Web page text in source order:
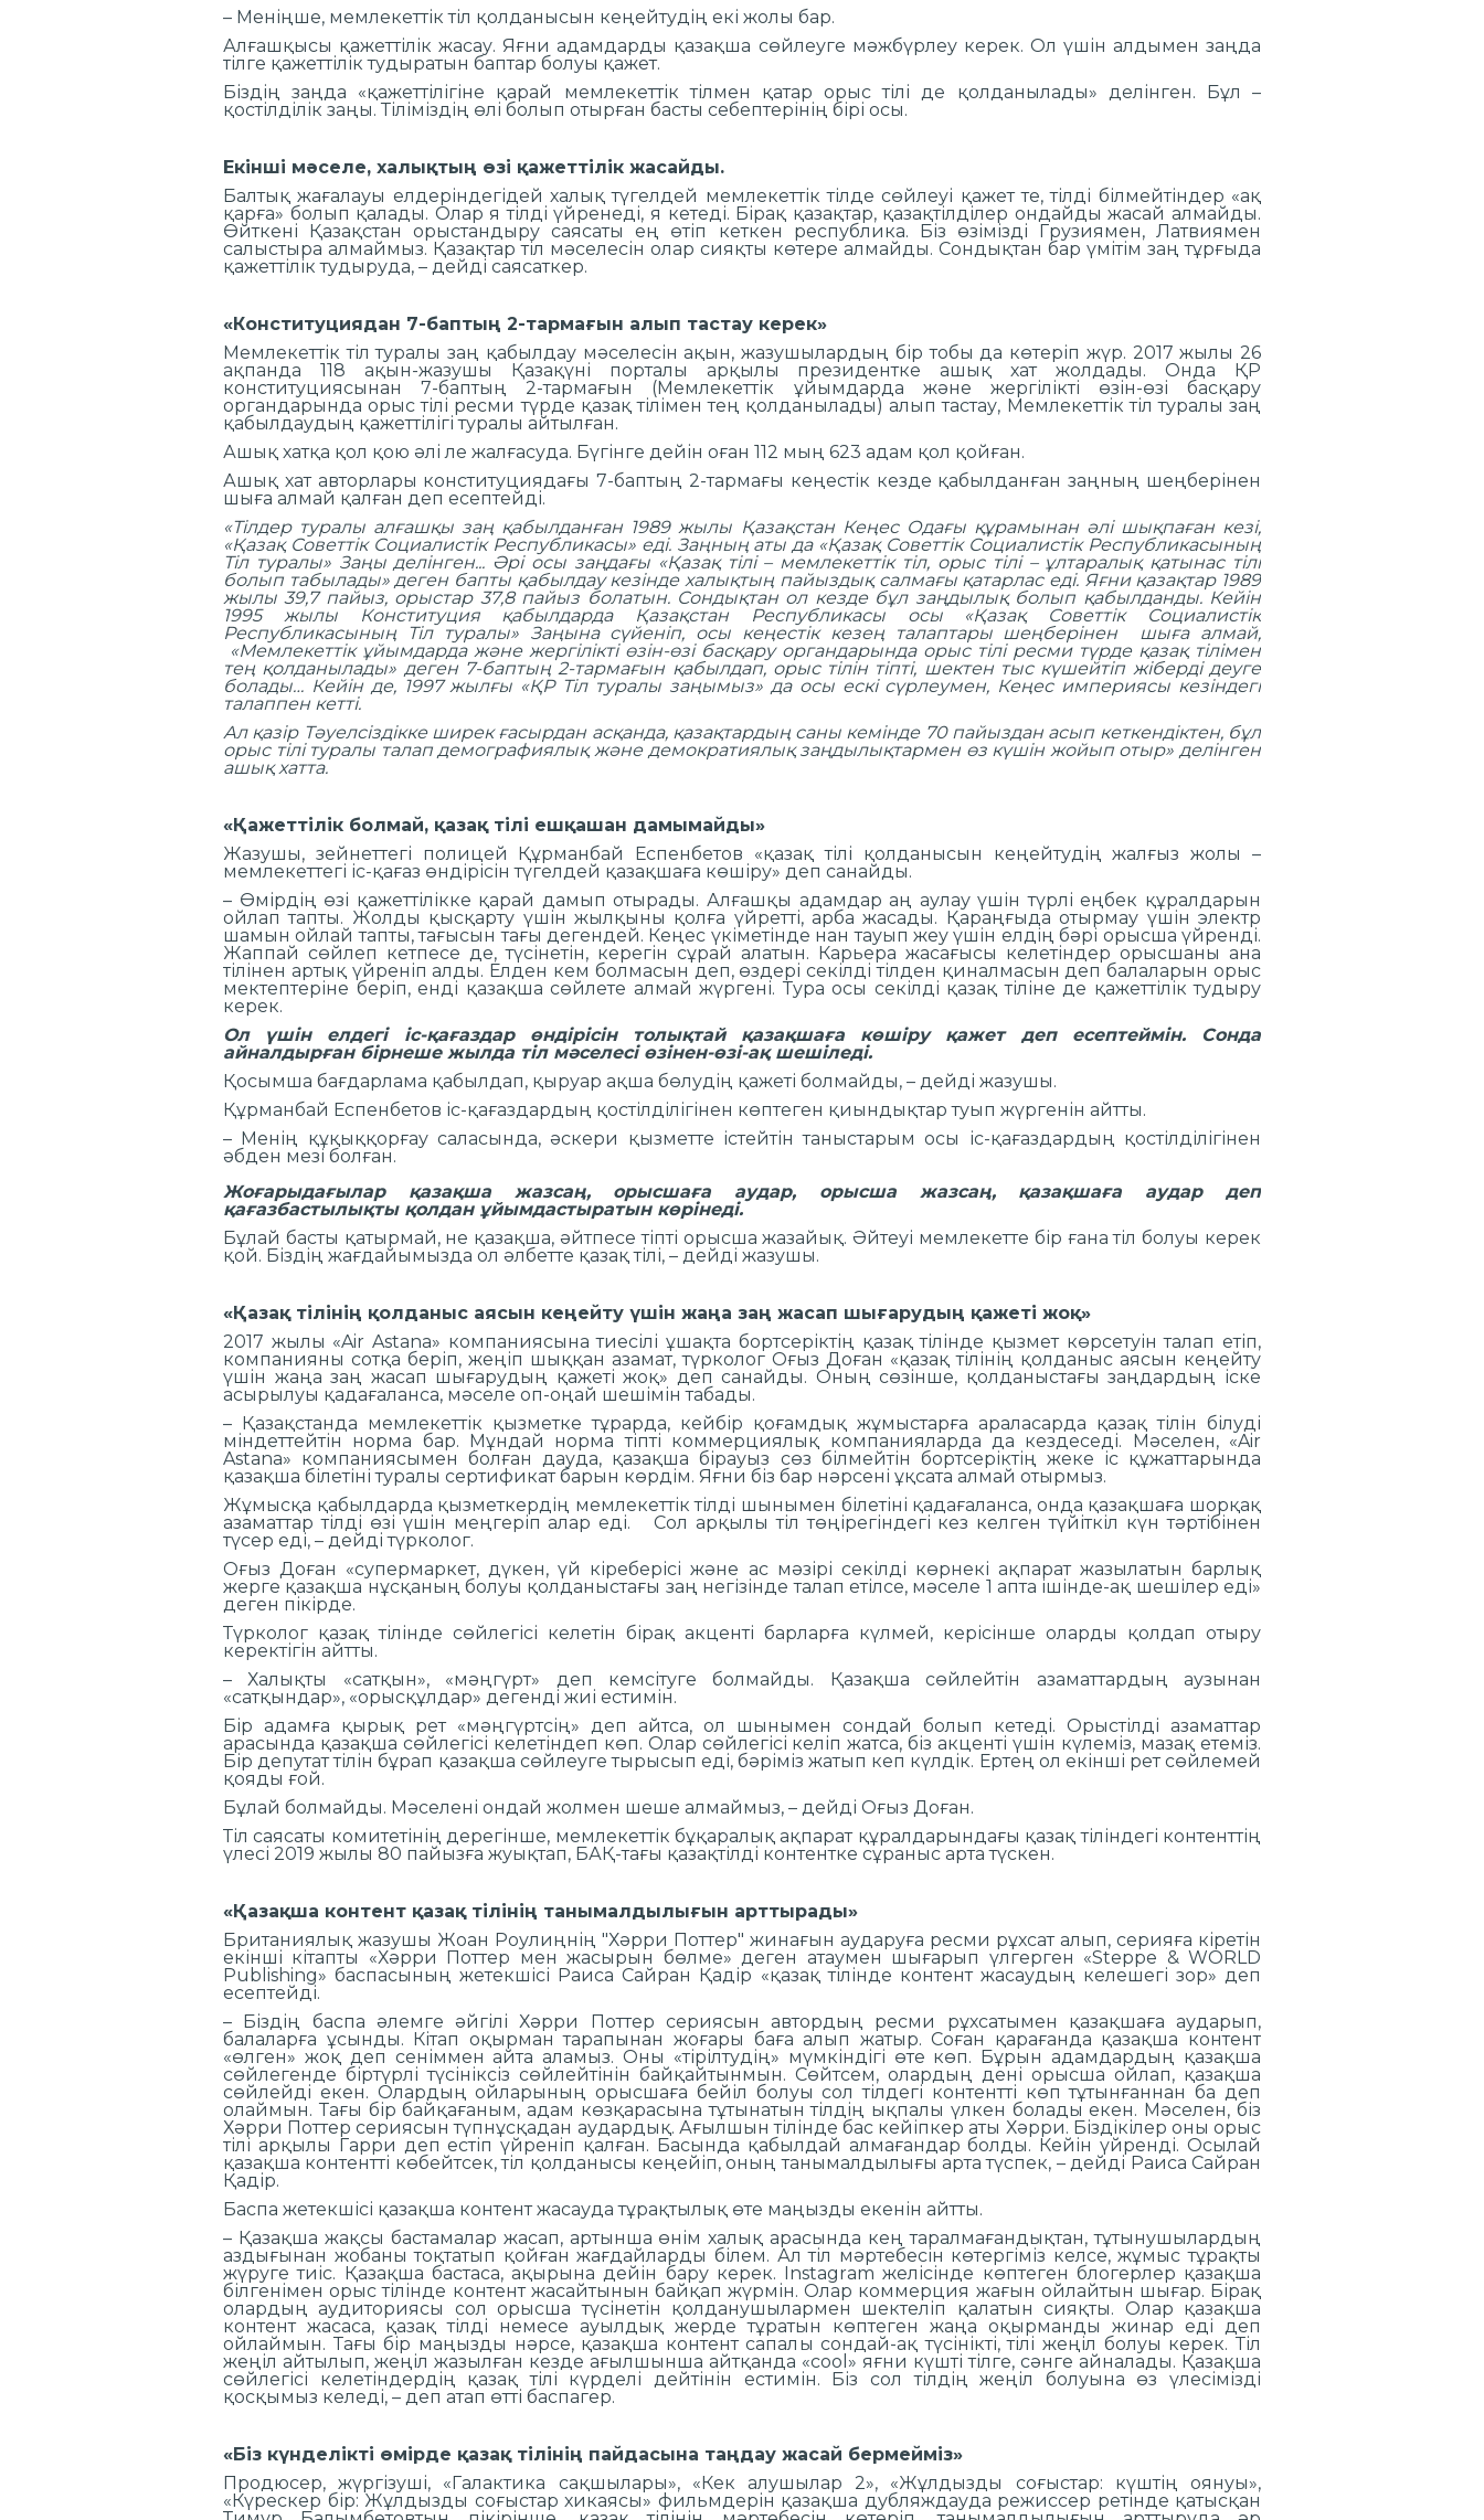
– Меніңше, мемлекеттік тіл қолданысын кеңейтудің екі жолы бар.
Алғашқысы қажеттілік жасау. Яғни адамдарды қазақша сөйлеуге мәжбүрлеу керек. Ол үшін алдымен заңда
тілге қажеттілік тудыратын баптар болуы қажет.
Біздің заңда «қажеттілігіне қарай мемлекеттік тілмен қатар орыс тілі де қолданылады» делінген. Бұл –
қостілділік заңы. Тіліміздің өлі болып отырған басты себептерінің бірі осы.
Екінші мәселе, халықтың өзі қажеттілік жасайды.
Балтық жағалауы елдеріндегідей халық түгелдей мемлекеттік тілде сөйлеуі қажет те, тілді білмейтіндер «ақ
қарға» болып қалады. Олар я тілді үйренеді, я кетеді. Бірақ қазақтар, қазақтілділер ондайды жасай алмайды.
Өйткені Қазақстан орыстандыру саясаты ең өтіп кеткен республика. Біз өзімізді Грузиямен, Латвиямен
салыстыра алмаймыз. Қазақтар тіл мәселесін олар сияқты көтере алмайды. Сондықтан бар үмітім заң тұрғыда
қажеттілік тудыруда, – дейді саясаткер.
«Конституциядан 7-баптың 2-тармағын алып тастау керек»
Мемлекеттік тіл туралы заң қабылдау мәселесін ақын, жазушылардың бір тобы да көтеріп жүр. 2017 жылы 26
ақпанда 118 ақын-жазушы Қазақүні порталы арқылы президентке ашық хат жолдады. Онда ҚР
конституциясынан 7-баптың 2-тармағын (Мемлекеттік ұйымдарда және жергілікті өзін-өзі басқару
органдарында орыс тілі ресми түрде қазақ тілімен тең қолданылады) алып тастау, Мемлекеттік тіл туралы заң
қабылдаудың қажеттілігі туралы айтылған.
Ашық хатқа қол қою әлі ле жалғасуда. Бүгінге дейін оған 112 мың 623 адам қол қойған.
Ашық хат авторлары конституциядағы 7-баптың 2-тармағы кеңестік кезде қабылданған заңның шеңберінен
шыға алмай қалған деп есептейді.
«Тілдер туралы алғашқы заң қабылданған 1989 жылы Қазақстан Кеңес Одағы құрамынан әлі шықпаған кезі,
«Қазақ Советтік Социалистік Республикасы» еді. Заңның аты да «Қазақ Советтік Социалистік Республикасының
Тіл туралы» Заңы делінген... Әрі осы заңдағы «Қазақ тілі – мемлекеттік тіл, орыс тілі – ұлтаралық қатынас тілі
болып табылады» деген бапты қабылдау кезінде халықтың пайыздық салмағы қатарлас еді. Яғни қазақтар 1989
жылы 39,7 пайыз, орыстар 37,8 пайыз болатын. Сондықтан ол кезде бұл заңдылық болып қабылданды. Кейін
1995 жылы Конституция қабылдарда Қазақстан Республикасы осы «Қазақ Советтік Социалистік
Республикасының Тіл туралы» Заңына сүйеніп, осы кеңестік кезең талаптары шеңберінен шыға алмай,
«Мемлекеттік ұйымдарда және жергілікті өзін-өзі басқару органдарында орыс тілі ресми түрде қазақ тілімен
тең қолданылады» деген 7-баптың 2-тармағын қабылдап, орыс тілін тіпті, шектен тыс күшейтіп жіберді деуге
болады… Кейін де, 1997 жылғы «ҚР Тіл туралы заңымыз» да осы ескі сүрлеумен, Кеңес империясы кезіндегі
талаппен кетті.
Ал қазір Тәуелсіздікке ширек ғасырдан асқанда, қазақтардың саны кемінде 70 пайыздан асып кеткендіктен, бұл
орыс тілі туралы талап демографиялық және демократиялық заңдылықтармен өз күшін жойып отыр» делінген
ашық хатта.
«Қажеттілік болмай, қазақ тілі ешқашан дамымайды»
Жазушы, зейнеттегі полицей Құрманбай Еспенбетов «қазақ тілі қолданысын кеңейтудің жалғыз жолы –
мемлекеттегі іс-қағаз өндірісін түгелдей қазақшаға көшіру» деп санайды.
– Өмірдің өзі қажеттілікке қарай дамып отырады. Алғашқы адамдар аң аулау үшін түрлі еңбек құралдарын
ойлап тапты. Жолды қысқарту үшін жылқыны қолға үйретті, арба жасады. Қараңғыда отырмау үшін электр
шамын ойлай тапты, тағысын тағы дегендей. Кеңес үкіметінде нан тауып жеу үшін елдің бәрі орысша үйренді.
Жаппай сөйлеп кетпесе де, түсінетін, керегін сұрай алатын. Карьера жасағысы келетіндер орысшаны ана
тілінен артық үйреніп алды. Елден кем болмасын деп, өздері секілді тілден қиналмасын деп балаларын орыс
мектептеріне беріп, енді қазақша сөйлете алмай жүргені. Тура осы секілді қазақ тіліне де қажеттілік тудыру
керек.
Ол үшін елдегі іс-қағаздар өндірісін толықтай қазақшаға көшіру қажет деп есептеймін. Сонда
айналдырған бірнеше жылда тіл мәселесі өзінен-өзі-ақ шешіледі.
Қосымша бағдарлама қабылдап, қыруар ақша бөлудің қажеті болмайды, – дейді жазушы.
Құрманбай Еспенбетов іс-қағаздардың қостілділігінен көптеген қиындықтар туып жүргенін айтты.
– Менің құқыққорғау саласында, әскери қызметте істейтін таныстарым осы іс-қағаздардың қостілділігінен
әбден мезі болған.
Жоғарыдағылар қазақша жазсаң, орысшаға аудар, орысша жазсаң, қазақшаға аудар деп
қағазбастылықты қолдан ұйымдастыратын көрінеді.
Бұлай басты қатырмай, не қазақша, әйтпесе тіпті орысша жазайық. Әйтеуі мемлекетте бір ғана тіл болуы керек
қой. Біздің жағдайымызда ол әлбетте қазақ тілі, – дейді жазушы.
«Қазақ тілінің қолданыс аясын кеңейту үшін жаңа заң жасап шығарудың қажеті жоқ»
2017 жылы «Air Astana» компаниясына тиесілі ұшақта бортсеріктің қазақ тілінде қызмет көрсетуін талап етіп,
компанияны сотқа беріп, жеңіп шыққан азамат, түрколог Оғыз Доған «қазақ тілінің қолданыс аясын кеңейту
үшін жаңа заң жасап шығарудың қажеті жоқ» деп санайды. Оның сөзінше, қолданыстағы заңдардың іске
асырылуы қадағаланса, мәселе оп-оңай шешімін табады.
– Қазақстанда мемлекеттік қызметке тұрарда, кейбір қоғамдық жұмыстарға араласарда қазақ тілін білуді
міндеттейтін норма бар. Мұндай норма тіпті коммерциялық компанияларда да кездеседі. Мәселен, «Air
Astana» компаниясымен болған дауда, қазақша бірауыз сөз білмейтін бортсеріктің жеке іс құжаттарында
қазақша білетіні туралы сертификат барын көрдім. Яғни біз бар нәрсені ұқсата алмай отырмыз.
Жұмысқа қабылдарда қызметкердің мемлекеттік тілді шынымен білетіні қадағаланса, онда қазақшаға шорқақ
азаматтар тілді өзі үшін меңгеріп алар еді. Сол арқылы тіл төңірегіндегі кез келген түйіткіл күн тәртібінен
түсер еді, – дейді түрколог.
Оғыз Доған «супермаркет, дүкен, үй кіреберісі және ас мәзірі секілді көрнекі ақпарат жазылатын барлық
жерге қазақша нұсқаның болуы қолданыстағы заң негізінде талап етілсе, мәселе 1 апта ішінде-ақ шешілер еді»
деген пікірде.
Түрколог қазақ тілінде сөйлегісі келетін бірақ акценті барларға күлмей, керісінше оларды қолдап отыру
керектігін айтты.
– Халықты «сатқын», «мәңгүрт» деп кемсітуге болмайды. Қазақша сөйлейтін азаматтардың аузынан
«сатқындар», «орысқұлдар» дегенді жиі естимін.
Бір адамға қырық рет «мәңгүртсің» деп айтса, ол шынымен сондай болып кетеді. Орыстілді азаматтар
арасында қазақша сөйлегісі келетіндеп көп. Олар сөйлегісі келіп жатса, біз акценті үшін күлеміз, мазақ етеміз.
Бір депутат тілін бұрап қазақша сөйлеуге тырысып еді, бәріміз жатып кеп күлдік. Ертең ол екінші рет сөйлемей
қояды ғой.
Бұлай болмайды. Мәселені ондай жолмен шеше алмаймыз, – дейді Оғыз Доған.
Тіл саясаты комитетінің дерегінше, мемлекеттік бұқаралық ақпарат құралдарындағы қазақ тіліндегі контенттің
үлесі 2019 жылы 80 пайызға жуықтап, БАҚ-тағы қазақтілді контентке сұраныс арта түскен.
«Қазақша контент қазақ тілінің танымалдылығын арттырады»
Британиялық жазушы Жоан Роулиңнің "Хәрри Поттер" жинағын аударуға ресми рұхсат алып, серияға кіретін
екінші кітапты «Хәрри Поттер мен жасырын бөлме» деген атаумен шығарып үлгерген «Steppe & WORLD
Publishing» баспасының жетекшісі Раиса Сайран Қадір «қазақ тілінде контент жасаудың келешегі зор» деп
есептейді.
– Біздің баспа әлемге әйгілі Хәрри Поттер сериясын автордың ресми рұхсатымен қазақшаға аударып,
балаларға ұсынды. Кітап оқырман тарапынан жоғары баға алып жатыр. Соған қарағанда қазақша контент
«өлген» жоқ деп сеніммен айта аламыз. Оны «тірілтудің» мүмкіндігі өте көп. Бұрын адамдардың қазақша
сөйлегенде біртүрлі түсініксіз сөйлейтінін байқайтынмын. Сөйтсем, олардың дені орысша ойлап, қазақша
сөйлейді екен. Олардың ойларының орысшаға бейіл болуы сол тілдегі контентті көп тұтынғаннан ба деп
олаймын. Тағы бір байқағаным, адам көзқарасына тұтынатын тілдің ықпалы үлкен болады екен. Мәселен, біз
Хәрри Поттер сериясын түпнұсқадан аудардық. Ағылшын тілінде бас кейіпкер аты Хәрри. Біздікілер оны орыс
тілі арқылы Гарри деп естіп үйреніп қалған. Басында қабылдай алмағандар болды. Кейін үйренді. Осылай
қазақша контентті көбейтсек, тіл қолданысы кеңейіп, оның танымалдылығы арта түспек, – дейді Раиса Сайран
Қадір.
Баспа жетекшісі қазақша контент жасауда тұрақтылық өте маңызды екенін айтты.
– Қазақша жақсы бастамалар жасап, артынша өнім халық арасында кең таралмағандықтан, тұтынушылардың
аздығынан жобаны тоқтатып қойған жағдайларды білем. Ал тіл мәртебесін көтергіміз келсе, жұмыс тұрақты
жүруге тиіс. Қазақша бастаса, ақырына дейін бару керек. Instagram желісінде көптеген блогерлер қазақша
білгенімен орыс тілінде контент жасайтынын байқап жүрмін. Олар коммерция жағын ойлайтын шығар. Бірақ
олардың аудиториясы сол орысша түсінетін қолданушылармен шектеліп қалатын сияқты. Олар қазақша
контент жасаса, қазақ тілді немесе ауылдық жерде тұратын көптеген жаңа оқырманды жинар еді деп
ойлаймын. Тағы бір маңызды нәрсе, қазақша контент сапалы сондай-ақ түсінікті, тілі жеңіл болуы керек. Тіл
жеңіл айтылып, жеңіл жазылған кезде ағылшынша айтқанда «сооl» яғни күшті тілге, сәнге айналады. Қазақша
сөйлегісі келетіндердің қазақ тілі күрделі дейтінін естимін. Біз сол тілдің жеңіл болуына өз үлесімізді
қосқымыз келеді, – деп атап өтті баспагер.
«Біз күнделікті өмірде қазақ тілінің пайдасына таңдау жасай бермейміз»
Продюсер, жүргізуші, «Галактика сақшылары», «Кек алушылар 2», «Жұлдызды соғыстар: күштің оянуы»,
«Күрескер бір: Жұлдызды соғыстар хикаясы» фильмдерін қазақша дубляждауда режиссер ретінде қатысқан